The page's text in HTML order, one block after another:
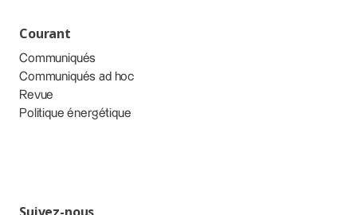
Courant
Communiqués
Communiqués ad hoc
Revue
Politique énergétique